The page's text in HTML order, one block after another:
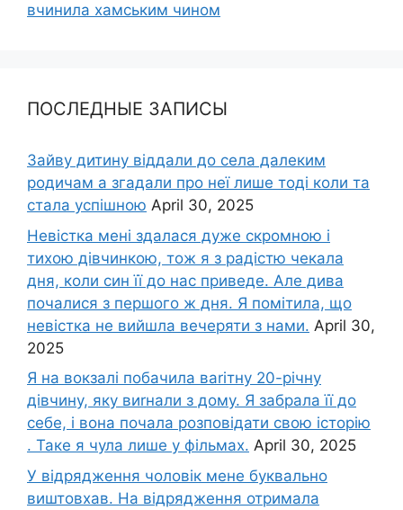
вчинила хамським чином
ПОСЛЕДНЫЕ ЗАПИСЫ
Зайву дитину віддали до села далеким
родичам а згадали про неї лише тоді коли та
стала успішною April 30, 2025
Невістка мені здалася дуже скромною і
тихою дівчинкою, тож я з радістю чекала
дня, коли син її до нас приведе. Але дива
почалися з першого ж дня. Я помітила, що
невістка не вийшла вечеряти з нами. April 30,
2025
Я на вокзалі побачила ваrітну 20-річну
дівчину, яку виrнали з дому. Я забрала її до
себе, і вона почала розповідати свою історію
. Таке я чула лише у фільмах. April 30, 2025
У відрядження чоловік мене буквально
виштовхав. На відрядження отримала